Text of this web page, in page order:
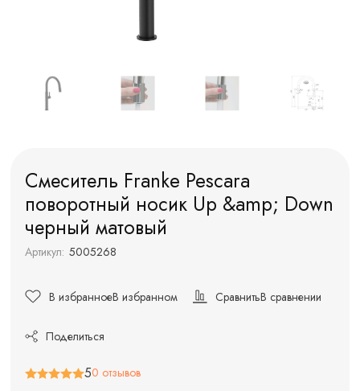
Смеситель Franke Pescara
поворотный ноcик Up &amp; Down
черный матовый
Артикул: 5005268
В избранноеВ избранном СравнитьВ сравнении
Поделиться
50 отзывов